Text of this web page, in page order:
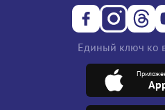
Единый ключ ко